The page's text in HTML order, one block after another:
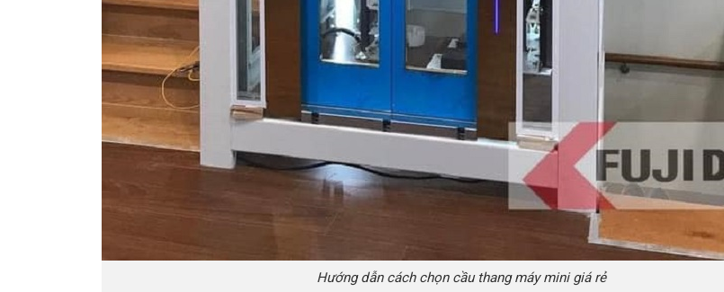
Hướng dẫn cách chọn cầu thang máy mini giá rẻ